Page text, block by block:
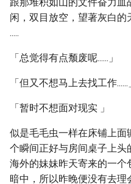
闲，双目放空，望著灰白
.....
「总觉得有点颓废呢......」
「但又不想马上去找工作......
「暂时不想面对现实 」
似是毛毛虫一样在床铺上
个瞬间正好与房间桌子上
海外的妹妹昨天寄来的一
暗中，所以昨晚便没有去